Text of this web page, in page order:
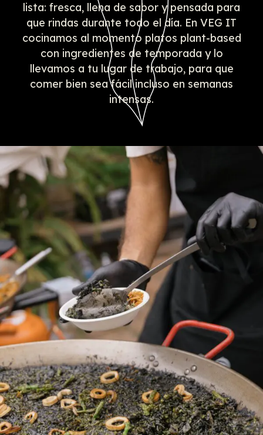
lista: fresca, llena de sabor y pensada para
que rindas durante todo el día. En VEG IT
cocinamos al momento platos plant-based
con ingredientes de temporada y lo
llevamos a tu lugar de trabajo, para que
comer bien sea fácil incluso en semanas
intensas.